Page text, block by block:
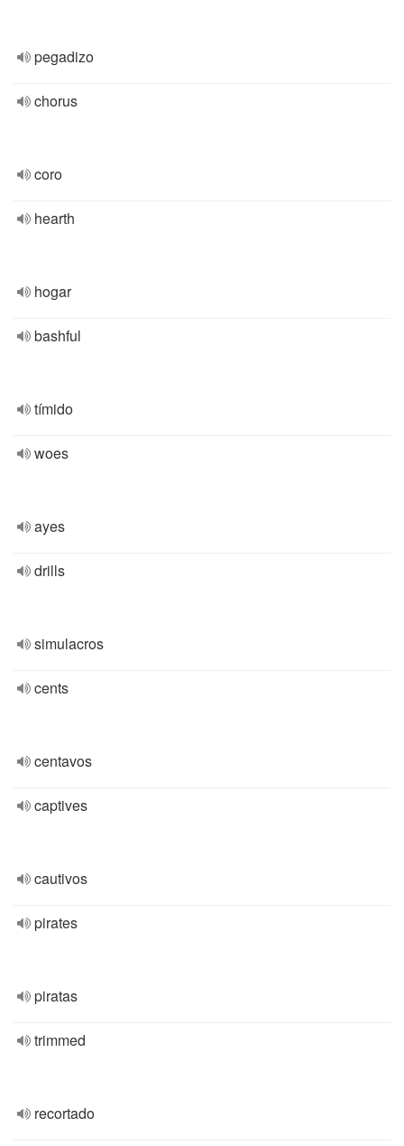
pegadizo
chorus
coro
hearth
hogar
bashful
tímido
woes
ayes
drills
simulacros
cents
centavos
captives
cautivos
pirates
piratas
trimmed
recortado